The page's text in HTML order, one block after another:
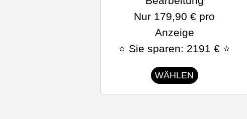
Nur 179,90 € pro
Anzeige
⭐ Sie sparen: 2191 € ⭐
WÄHLEN